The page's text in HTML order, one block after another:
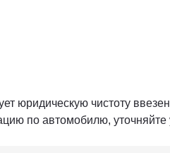
юридическую чистоту
по автомобилю,